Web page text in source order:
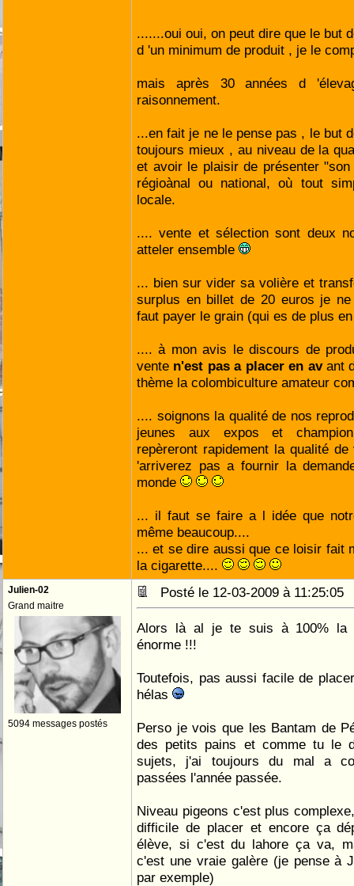
.......oui oui, on peut dire que le but
d 'un minimum de produit , je le
mais après 30 années d
raisonnement.
...en fait je ne le pense pas , le but
toujours mieux , au niveau de la
et avoir le plaisir de présenter
régioànal ou national, où tout
locale.
.... vente et sélection sont deux
atteler ensemble
... bien sur vider sa volière et
surplus en billet de 20 euros je
faut payer le grain (qui es de plus
.... à mon avis le discours de
vente n'est pas a placer en av ant
thème la colombiculture amateur
.... soignons la qualité de nos
jeunes aux expos et
repèreront rapidement la qualité
'arriverez pas a fournir la
monde
... il faut se faire a l idée que
même beaucoup....
... et se dire aussi que ce loisir fait
la cigarette....
Julien-02
Grand maitre
5094 messages postés
Posté le 12-03-2009 à
Alors là al je te suis à 100% la
énorme !!!
Toutefois, pas aussi facile de
hélas
Perso je vois que les Bantam de
des petits pains et comme tu le
sujets, j'ai toujours du mal a
passées l'année passée.
Niveau pigeons c'est plus
difficile de placer et encore ça
élève, si c'est du lahore ça va,
c'est une vraie galère (je pense à
par exemple)